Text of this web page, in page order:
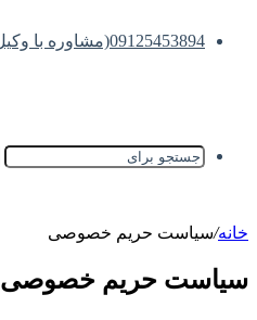
09125453894(مشاوره با وکیل)
خانه/سیاست حریم خصوصی
سیاست حریم خصوصی